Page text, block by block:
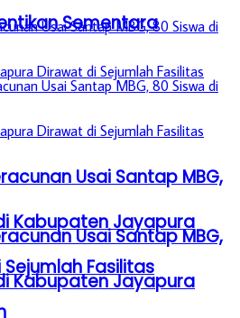
Usai Santap MBG,
Kabupaten Jayapura
Fasilitas
Sementara
Usai Santap MBG,
Kabupaten Jayapura